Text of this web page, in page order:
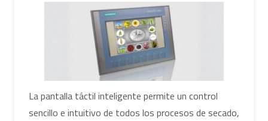
La pantalla táctil inteligente permite un control
sencillo e intuitivo de todos los procesos de secado,